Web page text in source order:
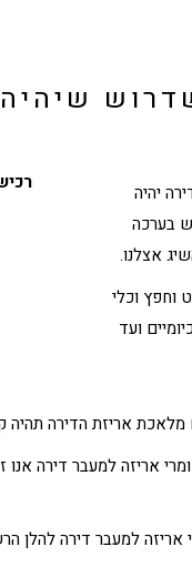
יהיה
בערכה
אצלנו.
וחפץ וכלי
ועד
מלאכת אריזת הדירה
אריזה למעבר דירה אנו
אריזה למעבר דירהלהלן